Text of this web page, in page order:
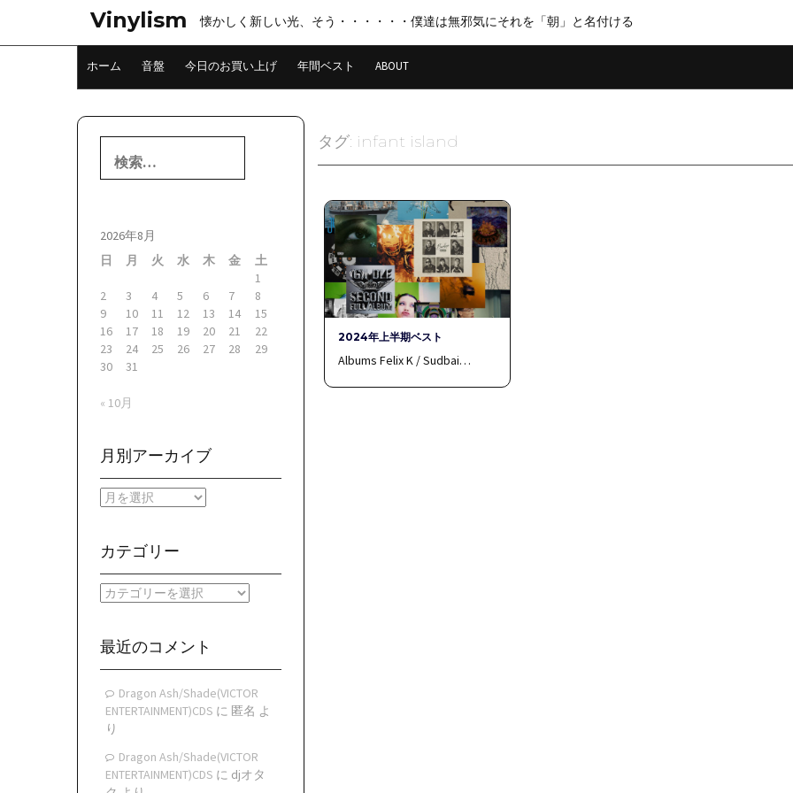
テ
Vinylism 懐かしく新しい光、そう・・・・・・僕達は無邪気にそれを「朝」と名付ける
ホーム 音盤 今日のお買い上げ 年間ベスト ABOUT
タグ: infant island
2024年上半期ベスト
Albums Felix K / Sudbai…
索:
2026年8月
日
月 火 水 木 金
土
1
2
3 4 5 6 7
8
9
10 11 12 13 14
15
16
17 18 19 20 21
22
23
24 25 26 27 28
29
30
31
« 10月
月別アーカイブ
月
ー
イ
ブ
カテゴリー
カ
リ
最近のコメント
Dragon Ash/Shade(VICTOR
ENTERTAINMENT)CDS に 匿名 よ
り
Dragon Ash/Shade(VICTOR
ENTERTAINMENT)CDS に djオタ